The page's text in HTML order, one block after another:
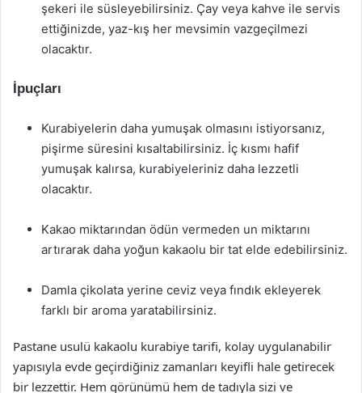
şekeri ile süsleyebilirsiniz. Çay veya kahve ile servis
ettiğinizde, yaz-kış her mevsimin vazgeçilmezi
olacaktır.
İpuçları
Kurabiyelerin daha yumuşak olmasını istiyorsanız,
pişirme süresini kısaltabilirsiniz. İç kısmı hafif
yumuşak kalırsa, kurabiyeleriniz daha lezzetli
olacaktır.
Kakao miktarından ödün vermeden un miktarını
artırarak daha yoğun kakaolu bir tat elde edebilirsiniz.
Damla çikolata yerine ceviz veya fındık ekleyerek
farklı bir aroma yaratabilirsiniz.
Pastane usulü kakaolu kurabiye tarifi, kolay uygulanabilir
yapısıyla evde geçirdiğiniz zamanları keyifli hale getirecek
bir lezzettir. Hem görünümü hem de tadıyla sizi ve